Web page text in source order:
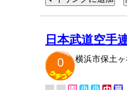
日本武道空手
0
横浜市保土